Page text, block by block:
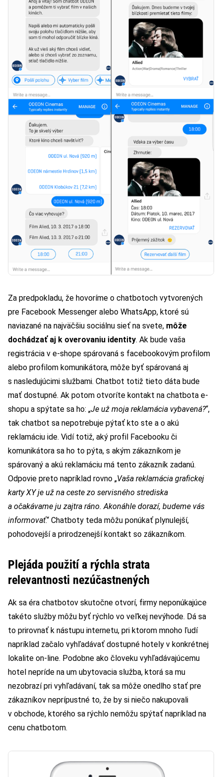
Za predpokladu, že hovoríme o chatbotoch vytvorených
pre Facebook Messenger alebo WhatsApp, ktoré sú
naviazané na najväčšiu sociálnu sieť na svete, môže
dochádzať aj k overovaniu identity. Ak bude vaša
registrácia v e-shope spárovaná s facebookovým profilom
alebo profilom komunikátora, môže byť spárovaná aj
s nasledujúcimi službami. Chatbot totiž tieto dáta bude
mať dostupné. Ak potom otvoríte kontakt na chatbota e-
shopu a spýtate sa ho: „Je už moja reklamácia vybavená?“,
tak chatbot sa nepotrebuje pýtať kto ste a o akú
reklamáciu ide. Vidí totiž, aký profil Facebooku či
komunikátora sa ho to pýta, s akým zákazníkom je
spárovaný a akú reklamáciu má tento zákazník zadanú.
Odpovie preto napríklad rovno „Vaša reklamácia grafickej
karty XY je už na ceste zo servisného strediska
a očakávame ju zajtra ráno. Akonáhle dorazí, budeme vás
informovať.“ Chatboty teda môžu ponúkať plynulejší,
pohodovejší a prirodzenejší kontakt so zákazníkom.
Plejáda použití a rýchla strata
relevantnosti nezúčastnených
Ak sa éra chatbotov skutočne otvorí, firmy neponúkajúce
takéto služby môžu byť rýchlo vo veľkej nevýhode. Dá sa
to prirovnať k nástupu internetu, pri ktorom mnoho ľudí
napríklad začalo vyhľadávať dostupné hotely v konkrétnej
lokalite on-line. Podobne ako človeku vyhľadávajúcemu
hotel nepríde na um ubytovacia služba, ktorá sa mu
nezobrazí pri vyhľadávaní, tak sa môže onedlho stať pre
zákazníkov neprípustné to, že by si niečo nakupovali
v obchode, ktorého sa rýchlo nemôžu spýtať napríklad na
cenu chatbotom.